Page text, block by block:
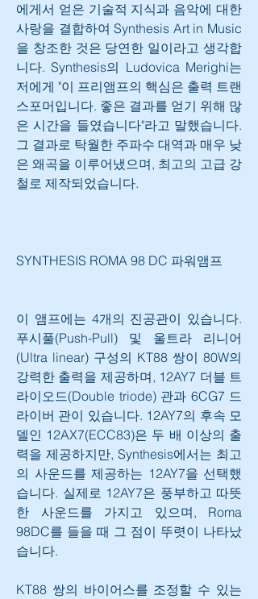
에게서 얻은 기술적 지식과 음악에 대한
사랑을 결합하여 Synthesis Art in Music
을 창조한 것은 당연한 일이라고 생각합
니다. Synthesis의 Ludovica Merighi는
저에게 "이 프리앰프의 핵심은 출력 트랜
스포머입니다. 좋은 결과를 얻기 위해 많
은 시간을 들였습니다"라고 말했습니다.
그 결과로 탁월한 주파수 대역과 매우 낮
은 왜곡을 이루어냈으며, 최고의 고급 강
철로 제작되었습니다.​
SYNTHESIS ROMA 98 DC 파워앰프
이 앰프에는 4개의 진공관이 있습니다.
푸시풀(Push-Pull) 및 울트라 리니어
(Ultra linear) 구성의 KT88 쌍이 80W의
강력한 출력을 제공하며, 12AY7 더블 트
라이오드(Double triode) 관과 6CG7 드
라이버 관이 있습니다. 12AY7의 후속 모
델인 12AX7(ECC83)은 두 배 이상의 출
력을 제공하지만, Synthesis에서는 최고
의 사운드를 제공하는 12AY7을 선택했
습니다. 실제로 12AY7은 풍부하고 따뜻
한 사운드를 가지고 있으며, Roma
98DC를 들을 때 그 점이 뚜렷이 나타났
습니다.
KT88 쌍의 바이어스를 조정할 수 있는